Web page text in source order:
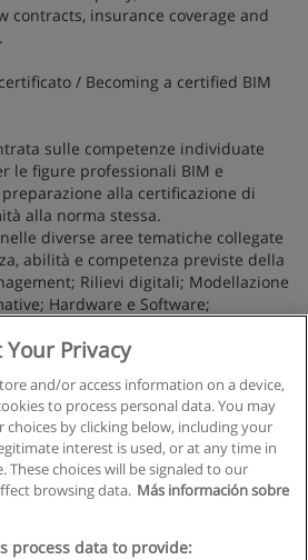
contracts, insurance coverage and
/ Becoming a certified BIM
sulle competenze individuate
le figure professionali BIM e
alla certificazione di
alla norma stessa.
diverse aree tematiche collegate
abilità e competenza previste della
Rilievi digitali; Modellazione
Hardware e Software;
on the competencies defined in the
professional figures and are valid
the BIM Expert certification.
subjects related to the competences
management, digital surveying,
regulations, hardware and
systems.
Privacy
and/or access information on a device,
to process personal data. You may
choices by clicking below, including your
interest is used, or at any time in
These choices will be signaled to our
browsing data. Más información sobre
process data to provide: